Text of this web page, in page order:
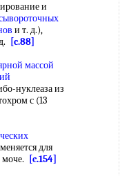
и
и т. д.),
[c.88]
массой
нуклеаза из
с (13
для
моче.
[c.154]